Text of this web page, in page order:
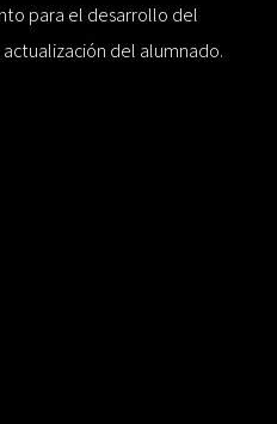
para el desarrollo del
del alumnado.